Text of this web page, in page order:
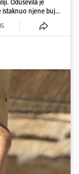
Oduševila je
njene bujne